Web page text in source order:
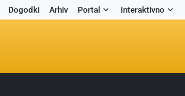
Dogodki Arhiv Portal Interaktivno